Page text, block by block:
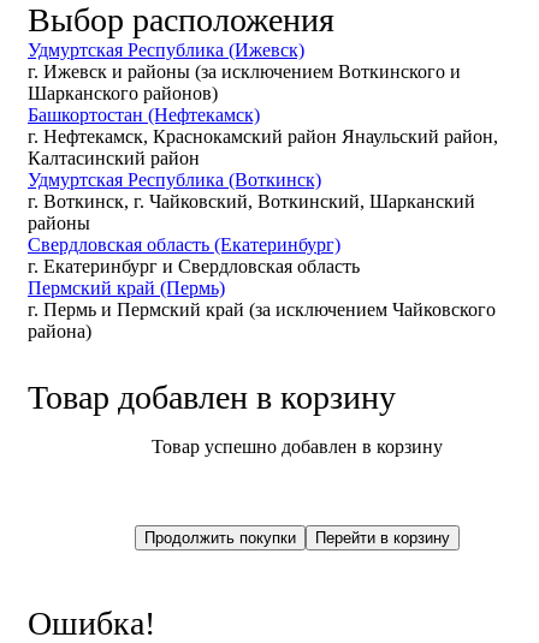
Выбор расположения
Удмуртская Республика (Ижевск)
г. Ижевск и районы (за исключением Воткинского и
Шарканского районов)
Башкортостан (Нефтекамск)
г. Нефтекамск, Краснокамский район Янаульский район,
Калтасинский район
Удмуртская Республика (Воткинск)
г. Воткинск, г. Чайковский, Воткинский, Шарканский
районы
Свердловская область (Екатеринбург)
г. Екатеринбург и Свердловская область
Пермский край (Пермь)
г. Пермь и Пермский край (за исключением Чайковского
района)
Товар добавлен в корзину
Товар успешно добавлен в корзину
Ошибка!